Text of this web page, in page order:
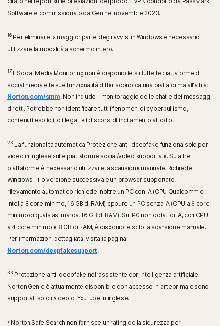
Software e commissionato da Gen nel novembre 2023.
16 Per eliminare la maggior parte degli avvisi in Windows è necessario
utilizzare la modalità a schermo intero.
17Il Social Media Monitoring non è disponibile su tutte le piattaforme di
social media e le sue funzionalità differiscono da una piattaforma all'altra:
Norton.com/smm. Non include il monitoraggio delle chat e dei messaggi
diretti. Potrebbe non identificare tutti i fenomeni di cyberbullismo, i
contenuti espliciti o illegali e i discorsi di incitamento all'odio.
23 La funzionalità automatica Protezione anti-deepfake funziona solo per i
video in inglese sulle piattaforme social/video supportate. Su altre
piattaforme è necessario utilizzare la scansione manuale. Richiede
Windows 11 o versione successiva e un browser supportato. Il
rilevamento automatico richiede inoltre un PC con IA (CPU Qualcomm o
Intel a 8 core minimo, 16 GB di RAM) oppure un PC senza IA (CPU a 6 core
minimo di qualsiasi marca, 16 GB di RAM). Sui PC non dotati di IA, con CPU
a 4 core minimo e 8 GB di RAM, è disponibile solo la scansione manuale.
Per informazioni dettagliata, visita la pagina
Norton.com/deepfakesupport.
33 Protezione anti-deepfake nell’assistente con intelligenza artificiale
Norton Genie è attualmente disponibile con accesso in anteprima e sono
supportati solo i video di YouTube in inglese.
γNorton Safe Search non fornisce un rating della sicurezza per i